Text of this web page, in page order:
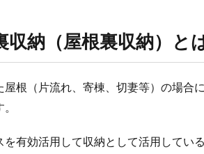
収納（屋根裏収納）と
屋根（片流れ、寄棟、切妻等）の場合
を有効活用して収納として活用してい